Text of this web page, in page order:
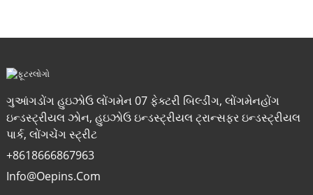
ગુઆંગડોંગ હુઇઝોઉ લોંગમેન 07 ફેક્ટરી બિલ્ડીંગ, લોંગમેનહોંગ
ઇન્ડસ્ટ્રીયલ ઝોન, હુઇઝોઉ ઇન્ડસ્ટ્રીયલ ટ્રાન્સફર ઇન્ડસ્ટ્રીયલ
પાર્ક, લોંગચેંગ સ્ટ્રીટ
+8618666867963
Info@oepins.com